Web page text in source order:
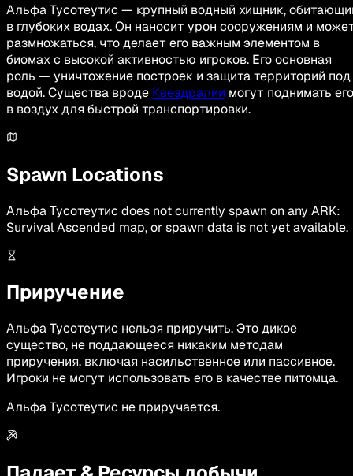
Альфа Тусотеутис — крупный водный хищник,
в глубоких водах. Он наносит урон сооружениям и
размножаться, что делает его важным элементом в
биомах с высокой активностью игроков. Его основная
роль — уничтожение построек и защита территорий под
водой. Существа вроде Квездралии могут поднимать его
в воздух для быстрой транспортировки.
Spawn Locations
Альфа Тусотеутис does not currently spawn on any ARK:
Survival Ascended map, or spawn data is not yet available.
Приручение
Альфа Тусотеутис нельзя приручить. Это дикое
существо, не поддающееся никаким методам
приручения, включая насильственное или пассивное.
Игроки не могут использовать его в качестве питомца.
Альфа Тусотеутис не приручается.